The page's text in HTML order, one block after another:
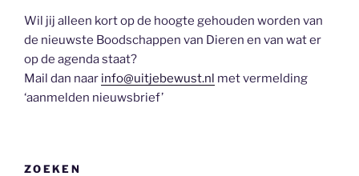
Wil jij alleen kort op de hoogte gehouden worden van
de nieuwste Boodschappen van Dieren en van wat er
op de agenda staat?
Mail dan naar info@uitjebewust.nl met vermelding
‘aanmelden nieuwsbrief’
ZOEKEN